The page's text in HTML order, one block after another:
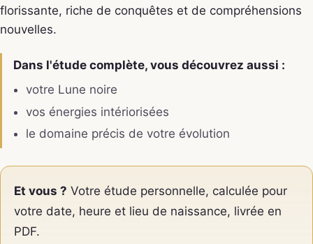
florissante, riche de conquêtes et de compréhensions
nouvelles.
Dans l'étude complète, vous découvrez aussi :
votre Lune noire
vos énergies intériorisées
le domaine précis de votre évolution
Et vous ? Votre étude personnelle, calculée pour
votre date, heure et lieu de naissance, livrée en
PDF.